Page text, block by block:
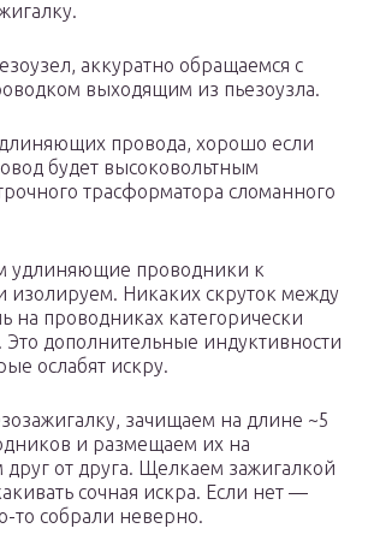
аккуратно обращаемся с
выходящим из пьезоузла.
провода, хорошо если
будет высоковольтным
трасформатора сломанного
удлиняющие проводники к
изолируем. Никаких скруток между
на проводниках категорически
дополнительные индуктивности
ослабят искру.
зачищаем на длине ~5
и размещаем их на
друг от друга. Щелкаем зажигалкой
сочная искра. Если нет —
то собрали неверно.